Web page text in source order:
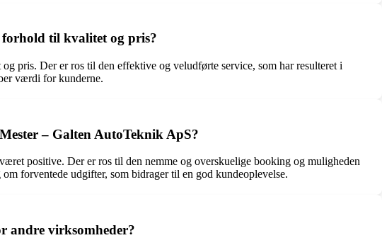
til kvalitet og pris?
pris. Der er ros til den effektive og veludførte service, som har resulteret i
værdi for kunderne.
– Galten AutoTeknik ApS?
positive. Der er ros til den nemme og overskuelige booking og muligheden
forventede udgifter, som bidrager til en god kundeoplevelse.
andre virksomheder?